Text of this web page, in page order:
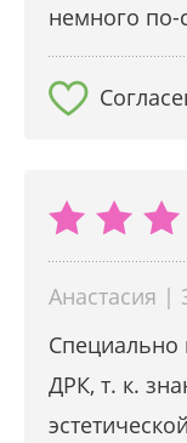
немного по-
Анастасия |
Специально
ДРК, т. к.